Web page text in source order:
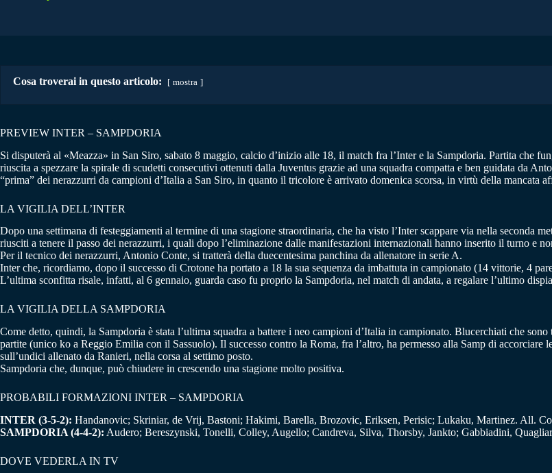
Cosa troverai in questo articolo: mostra
PREVIEW INTER – SAMPDORIA
Si disputerà al «Meazza» in San Siro, sabato 8 maggio, calcio d’inizio alle 18, il match fra l’Inter e la Sampdoria. Partita che
riuscita a spezzare la spirale di scudetti consecutivi ottenuti dalla Juventus grazie ad una squadra compatta e ben guidata da
“prima” dei nerazzurri da campioni d’Italia a San Siro, in quanto il tricolore è arrivato domenica scorsa, in virtù della mancata
LA VIGILIA DELL’INTER
Dopo una settimana di festeggiamenti al termine di una stagione straordinaria, che ha visto l’Inter scappare via nella seconda
riusciti a tenere il passo dei nerazzurri, i quali dopo l’eliminazione dalle manifestazioni internazionali hanno inserito il turno e
Per il tecnico dei nerazzurri, Antonio Conte, si tratterà della duecentesima panchina da allenatore in serie A.
Inter che, ricordiamo, dopo il successo di Crotone ha portato a 18 la sua sequenza da imbattuta in campionato (14 vittorie, 4
L’ultima sconfitta risale, infatti, al 6 gennaio, guarda caso fu proprio la Sampdoria, nel match di andata, a regalare l’ultimo
LA VIGILIA DELLA SAMPDORIA
Come detto, quindi, la Sampdoria è stata l’ultima squadra a battere i neo campioni d’Italia in campionato. Blucerchiati che
partite (unico ko a Reggio Emilia con il Sassuolo). Il successo contro la Roma, fra l’altro, ha permesso alla Samp di
sull’undici allenato da Ranieri, nella corsa al settimo posto.
Sampdoria che, dunque, può chiudere in crescendo una stagione molto positiva.
PROBABILI FORMAZIONI INTER – SAMPDORIA
INTER (3-5-2): Handanovic; Skriniar, de Vrij, Bastoni; Hakimi, Barella, Brozovic, Eriksen, Perisic; Lukaku, Martinez. All.
SAMPDORIA (4-4-2): Audero; Bereszynski, Tonelli, Colley, Augello; Candreva, Silva, Thorsby, Jankto; Gabbiadini,
DOVE VEDERLA IN TV